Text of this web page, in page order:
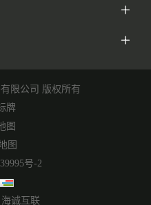
限公司 版权所有
牌
图
图
号-2
诚互联